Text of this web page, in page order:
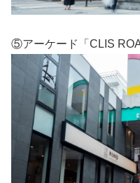
⑤アーケード「CLIS